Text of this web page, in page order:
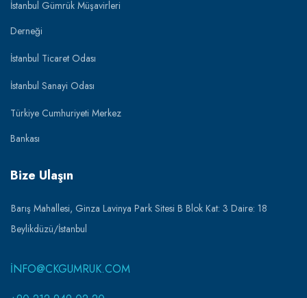
İstanbul Gümrük Müşavirleri
Derneği
İstanbul Ticaret Odası
İstanbul Sanayi Odası
Türkiye Cumhuriyeti Merkez
Bankası
Bize Ulaşın
Barış Mahallesi, Ginza Lavinya Park Sitesi B Blok Kat: 3 Daire: 18
Beylikdüzü/İstanbul
INFO@CKGUMRUK.COM